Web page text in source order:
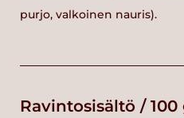
purjo, valkoinen nauris).
Ravintosisältö / 100